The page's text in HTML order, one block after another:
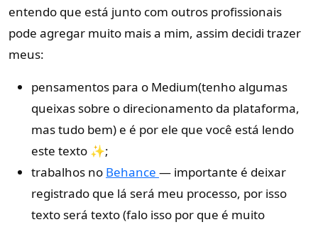
entendo que está junto com outros profissionais
pode agregar muito mais a mim, assim decidi trazer
meus:
pensamentos para o Medium(tenho algumas
queixas sobre o direcionamento da plataforma,
mas tudo bem) e é por ele que você está lendo
este texto ✨;
trabalhos no Behance — importante é deixar
registrado que lá será meu processo, por isso
texto será texto (falo isso por que é muito